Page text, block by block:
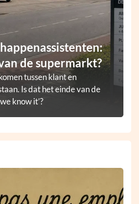
de supermarkt?
tussen klant en
Is dat het einde van de
know it’?